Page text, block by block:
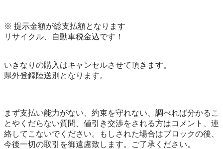
※ 提示金額が総支払額となります
リサイクル、自動車税金込です！
いきなりの購入はキャンセルさせて頂きます。
県外登録陸送別となります。
まず支払い能力がない、約束を守れない、調べれば分かるこ
とやくだらない質問、値引き交渉をされる方はコメント、連
絡してこないでください。もしされた場合はブロックの後、
今後一切の取引を御遠慮致します。ご了承ください。